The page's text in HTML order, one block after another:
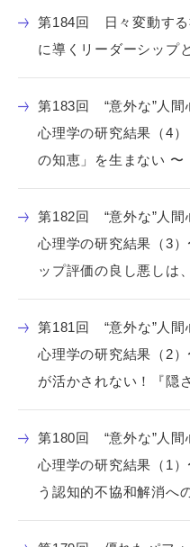
第184回 日々変動する
に導くリーダーシップ
第183回 “意外な”人間
心理学の研究結果（4
の知恵」を生まない 〜
第182回 “意外な”人間
心理学の研究結果（3
ップ評価の良し悪しは
第181回 “意外な”人間
心理学の研究結果（2
が活かされない！『隠
第180回 “意外な”人間
心理学の研究結果（1
う認知的不協和解消へ